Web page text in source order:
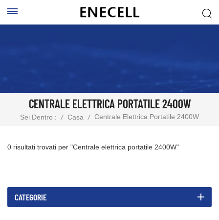
CENTRALE ELETTRICA PORTATILE 2400W
Sei Dentro : / Casa / Centrale Elettrica Portatile 2400W
0 risultati trovati per "Centrale elettrica portatile 2400W"
CATEGORIE